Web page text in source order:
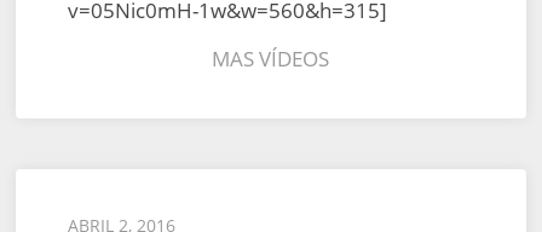
v=05Nic0mH-1w&w=560&h=315]
MAS VÍDEOS
Posted
ABRIL 2, 2016